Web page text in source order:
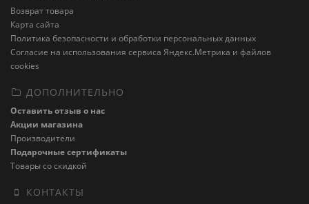
Возврат товара
Карта сайта
Политика безопасности и обработки персональных данных
Cогласие на использования сервиса Яндекс.Метрика и файлов
cookies
ДОПОЛНИТЕЛЬНО
Оставить отзыв о нас
Акции магазина
Производители
Подарочные сертификаты
Товары со скидкой
КОНТАКТЫ